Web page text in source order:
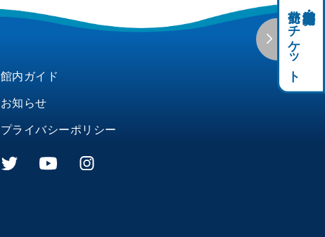
前売りチケット
館内ガイド
お知らせ
プライバシーポリシー